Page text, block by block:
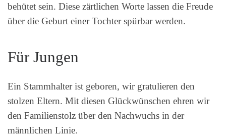
behütet sein. Diese zärtlichen Worte lassen die Freude
über die Geburt einer Tochter spürbar werden.
Für Jungen
Ein Stammhalter ist geboren, wir gratulieren den
stolzen Eltern. Mit diesen Glückwünschen ehren wir
den Familienstolz über den Nachwuchs in der
männlichen Linie.